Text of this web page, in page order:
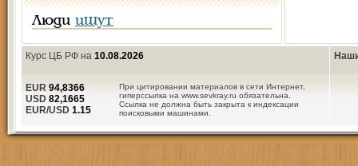
Люди ищут
Курс ЦБ РФ на 10.08.2026
При цитировании материалов в сети Интернет,
гиперссылка на www.sevkray.ru обязательна.
Ссылка не должна быть закрыта к индексации
поисковыми машинами.
EUR 94,8366
USD 82,1665
EUR/USD 1.15